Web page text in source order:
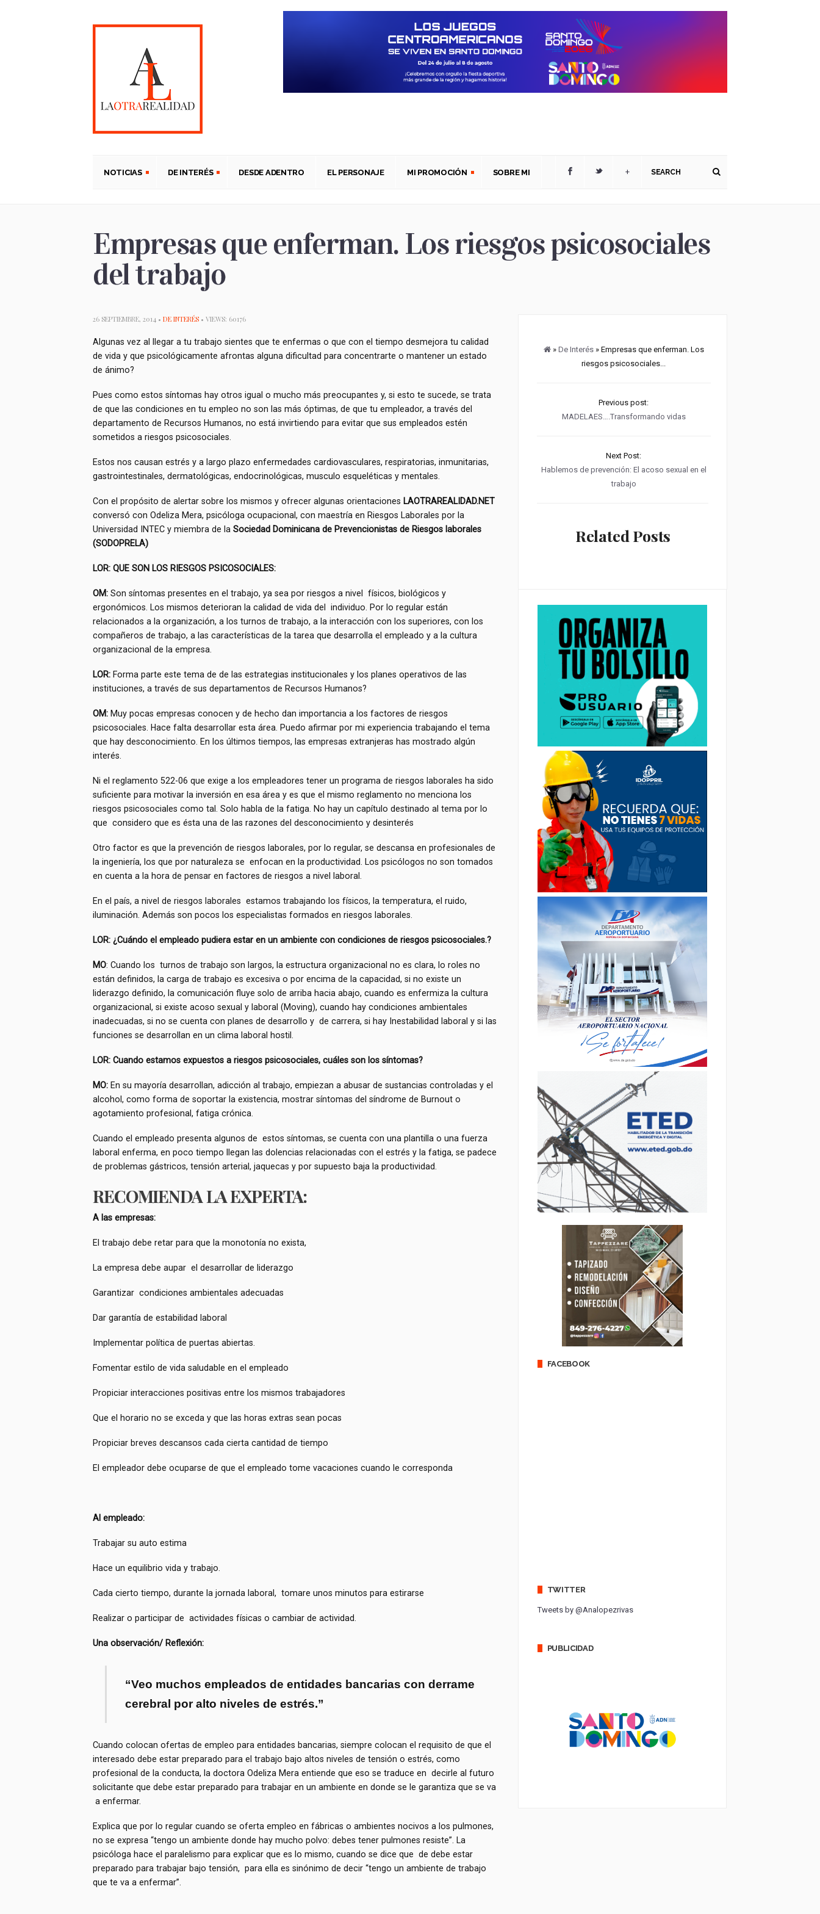
NOTICIAS DE INTERÉS DESDE ADENTRO EL PERSONAJE MI PROMOCIÓN SOBRE MI +
Empresas que enferman. Los riesgos psicosociales
del trabajo
26 SEPTIEMBRE, 2014 • DE INTERÉS • VIEWS: 60176
Algunas vez al llegar a tu trabajo sientes que te enfermas o que con el tiempo desmejora tu calidad
de vida y que psicológicamente afrontas alguna dificultad para concentrarte o mantener un estado
de ánimo?
Pues como estos síntomas hay otros igual o mucho más preocupantes y, si esto te sucede, se trata
de que las condiciones en tu empleo no son las más óptimas, de que tu empleador, a través del
departamento de Recursos Humanos, no está invirtiendo para evitar que sus empleados estén
sometidos a riesgos psicosociales.
Estos nos causan estrés y a largo plazo enfermedades cardiovasculares, respiratorias, inmunitarias,
gastrointestinales, dermatológicas, endocrinológicas, musculo esqueléticas y mentales.
Con el propósito de alertar sobre los mismos y ofrecer algunas orientaciones LAOTRAREALIDAD.NET
conversó con Odeliza Mera, psicóloga ocupacional, con maestría en Riesgos Laborales por la
Universidad INTEC y miembra de la Sociedad Dominicana de Prevencionistas de Riesgos laborales
(SODOPRELA)
LOR: QUE SON LOS RIESGOS PSICOSOCIALES:
OM: Son síntomas presentes en el trabajo, ya sea por riesgos a nivel físicos, biológicos y
ergonómicos. Los mismos deterioran la calidad de vida del individuo. Por lo regular están
relacionados a la organización, a los turnos de trabajo, a la interacción con los superiores, con los
compañeros de trabajo, a las características de la tarea que desarrolla el empleado y a la cultura
organizacional de la empresa.
LOR: Forma parte este tema de de las estrategias institucionales y los planes operativos de las
instituciones, a través de sus departamentos de Recursos Humanos?
OM: Muy pocas empresas conocen y de hecho dan importancia a los factores de riesgos
psicosociales. Hace falta desarrollar esta área. Puedo afirmar por mi experiencia trabajando el tema
que hay desconocimiento. En los últimos tiempos, las empresas extranjeras has mostrado algún
interés.
Ni el reglamento 522-06 que exige a los empleadores tener un programa de riesgos laborales ha sido
suficiente para motivar la inversión en esa área y es que el mismo reglamento no menciona los
riesgos psicosociales como tal. Solo habla de la fatiga. No hay un capítulo destinado al tema por lo
que considero que es ésta una de las razones del desconocimiento y desinterés
Otro factor es que la prevención de riesgos laborales, por lo regular, se descansa en profesionales de
la ingeniería, los que por naturaleza se enfocan en la productividad. Los psicólogos no son tomados
en cuenta a la hora de pensar en factores de riesgos a nivel laboral.
En el país, a nivel de riesgos laborales estamos trabajando los físicos, la temperatura, el ruido,
iluminación. Además son pocos los especialistas formados en riesgos laborales.
LOR: ¿Cuándo el empleado pudiera estar en un ambiente con condiciones de riesgos psicosociales.?
MO: Cuando los turnos de trabajo son largos, la estructura organizacional no es clara, lo roles no
están definidos, la carga de trabajo es excesiva o por encima de la capacidad, si no existe un
liderazgo definido, la comunicación fluye solo de arriba hacia abajo, cuando es enfermiza la cultura
organizacional, si existe acoso sexual y laboral (Moving), cuando hay condiciones ambientales
inadecuadas, si no se cuenta con planes de desarrollo y de carrera, si hay Inestabilidad laboral y si las
funciones se desarrollan en un clima laboral hostil.
LOR: Cuando estamos expuestos a riesgos psicosociales, cuáles son los síntomas?
MO: En su mayoría desarrollan, adicción al trabajo, empiezan a abusar de sustancias controladas y el
alcohol, como forma de soportar la existencia, mostrar síntomas del síndrome de Burnout o
agotamiento profesional, fatiga crónica.
Cuando el empleado presenta algunos de estos síntomas, se cuenta con una plantilla o una fuerza
laboral enferma, en poco tiempo llegan las dolencias relacionadas con el estrés y la fatiga, se padece
de problemas gástricos, tensión arterial, jaquecas y por supuesto baja la productividad.
RECOMIENDA LA EXPERTA:
A las empresas:
El trabajo debe retar para que la monotonía no exista,
La empresa debe aupar el desarrollar de liderazgo
Garantizar condiciones ambientales adecuadas
Dar garantía de estabilidad laboral
Implementar política de puertas abiertas.
Fomentar estilo de vida saludable en el empleado
Propiciar interacciones positivas entre los mismos trabajadores
Que el horario no se exceda y que las horas extras sean pocas
Propiciar breves descansos cada cierta cantidad de tiempo
El empleador debe ocuparse de que el empleado tome vacaciones cuando le corresponda
Al empleado:
Trabajar su auto estima
Hace un equilibrio vida y trabajo.
Cada cierto tiempo, durante la jornada laboral, tomare unos minutos para estirarse
Realizar o participar de actividades físicas o cambiar de actividad.
Una observación/ Reflexión:
“Veo muchos empleados de entidades bancarias con derrame
cerebral por alto niveles de estrés.”
Cuando colocan ofertas de empleo para entidades bancarias, siempre colocan el requisito de que el
interesado debe estar preparado para el trabajo bajo altos niveles de tensión o estrés, como
profesional de la conducta, la doctora Odeliza Mera entiende que eso se traduce en decirle al futuro
solicitante que debe estar preparado para trabajar en un ambiente en donde se le garantiza que se va
a enfermar.
Explica que por lo regular cuando se oferta empleo en fábricas o ambientes nocivos a los pulmones,
no se expresa “tengo un ambiente donde hay mucho polvo: debes tener pulmones resiste”. La
psicóloga hace el paralelismo para explicar que es lo mismo, cuando se dice que de debe estar
preparado para trabajar bajo tensión, para ella es sinónimo de decir “tengo un ambiente de trabajo
que te va a enfermar”.
» De Interés» Empresas que enferman. Los
riesgos psicosociales...
Previous post:
MADELAES….Transformando vidas
Next Post:
Hablemos de prevención: El acoso sexual en el
trabajo
Related Posts
FACEBOOK
TWITTER
Tweets by @Analopezrivas
PUBLICIDAD